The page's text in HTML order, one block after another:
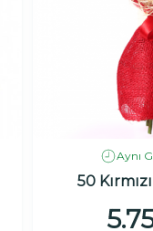
Aynı
50